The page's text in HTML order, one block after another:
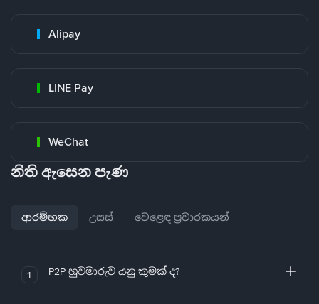
Alipay
LINE Pay
WeChat
නිති ඇසෙන පැණ
ආරම්භක උසස් වෙළෙඳ ප්‍රචාරකයන්
1 P2P හුවමාරුව යනු කුමක් ද?